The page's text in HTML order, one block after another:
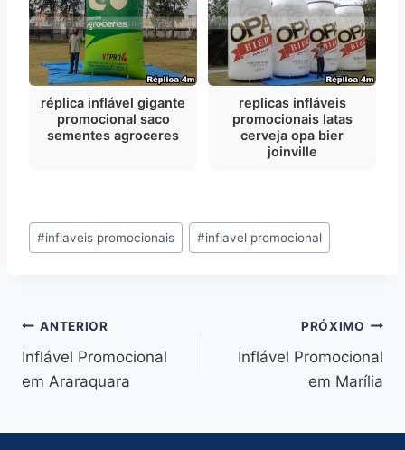
réplica inflável gigante
promocional saco
sementes agroceres
replicas infláveis
promocionais latas
cerveja opa bier
joinville
Tags
do
#inflaveis promocionais #inflavel promocional
Navegação
de
ANTERIOR
Inflável Promocional
em Araraquara
PRÓXIMO
Inflável Promocional
em Marília